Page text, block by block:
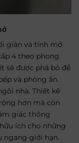
giản và tính mở
4 theo phong
sẽ được phá bỏ để
và phòng ăn.
nhà. Thiết kế
hơn mà còn
giác thông
ích cho những
ngang giới hạn.